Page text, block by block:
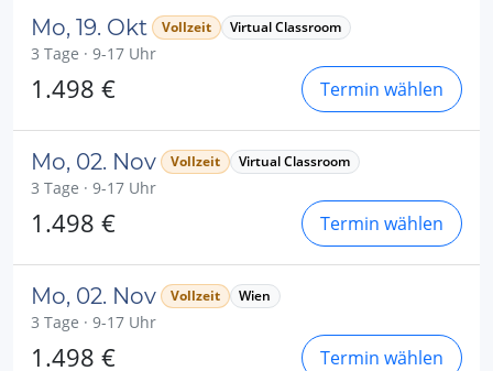
Mo, 19. Okt Vollzeit Virtual Classroom
3 Tage · 9-17 Uhr
1.498 € Termin wählen
Mo, 02. Nov Vollzeit Virtual Classroom
3 Tage · 9-17 Uhr
1.498 € Termin wählen
Mo, 02. Nov Vollzeit Wien
3 Tage · 9-17 Uhr
1.498 € Termin wählen